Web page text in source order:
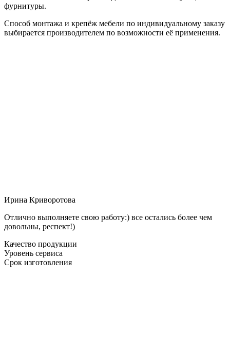
фурнитуры.
Способ монтажа и крепёж мебели по индивидуальному заказу
выбирается производителем по возможности её применения.
Ирина Криворотова
Отлично выполняете свою работу:) все остались более чем
довольны, респект!)
Качество продукции
Уровень сервиса
Срок изготовления